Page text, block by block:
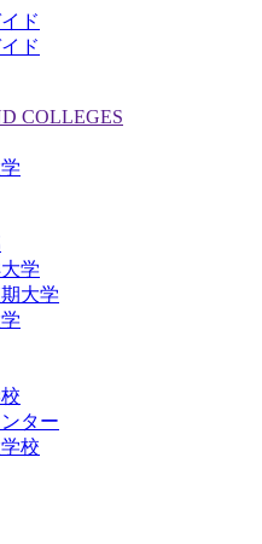
COLLEGES
学
大学
ター
校